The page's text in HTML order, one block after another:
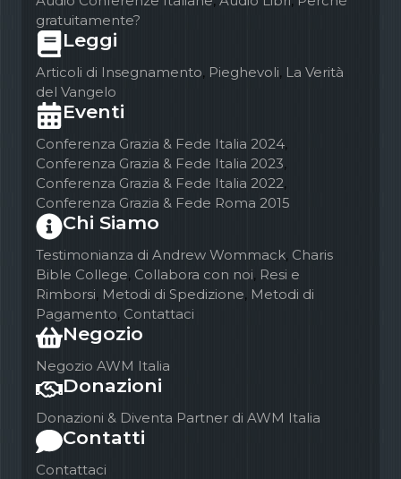
gratuitamente?
Leggi
Articoli di Insegnamento, Pieghevoli, La Verità
del Vangelo
Eventi
Conferenza Grazia & Fede Italia 2024,
Conferenza Grazia & Fede Italia 2023,
Conferenza Grazia & Fede Italia 2022,
Conferenza Grazia & Fede Roma 2015
Chi Siamo
Testimonianza di Andrew Wommack, Charis
Bible College, Collabora con noi, Resi e
Rimborsi, Metodi di Spedizione, Metodi di
Pagamento, Contattaci
Negozio
Negozio AWM Italia
Donazioni
Donazioni & Diventa Partner di AWM Italia
Contatti
Contattaci